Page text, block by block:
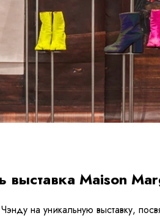
выставка Maison
на уникальную выставку,